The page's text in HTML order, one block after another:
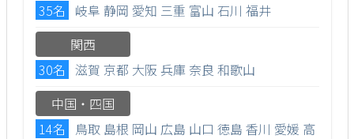
35名
岐阜 静岡 愛知 三重 富山 石川 福井
関西
30名 滋賀 京都 大阪 兵庫 奈良 和歌山
中国・四国
14名
鳥取 島根 岡山 広島 山口 徳島 香川 愛媛 高